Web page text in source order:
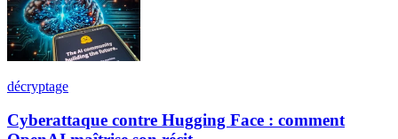
décryptage
Cyberattaque contre Hugging Face : comment